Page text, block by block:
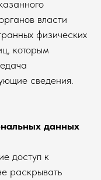
власти
физических
которым
сведения.
данных
доступ к
раскрывать